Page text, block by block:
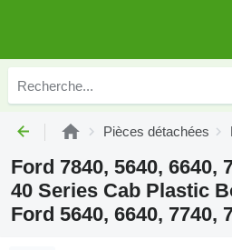
Pièces détachées
Ford 7840, 5640, 6640,
40 Series Cab Plastic
Ford 5640, 6640, 7740,